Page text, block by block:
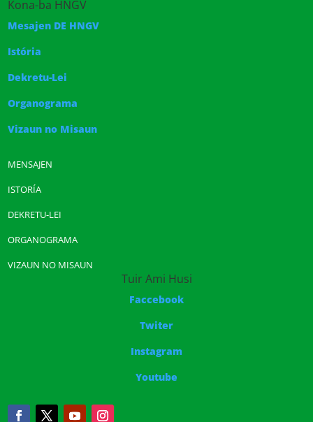
Kona-ba HNGV
Mesajen DE HNGV
Istória
Dekretu-Lei
Organograma
Vizaun no Misaun
MENSAJEN
ISTORÍA
DEKRETU-LEI
ORGANOGRAMA
VIZAUN NO MISAUN
Tuir Ami Husi
Faccebook
Twiter
Instagram
Youtube